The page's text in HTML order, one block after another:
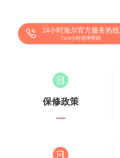
24小时海尔官方服务热线
7x24小时咨询帮助
保修政策